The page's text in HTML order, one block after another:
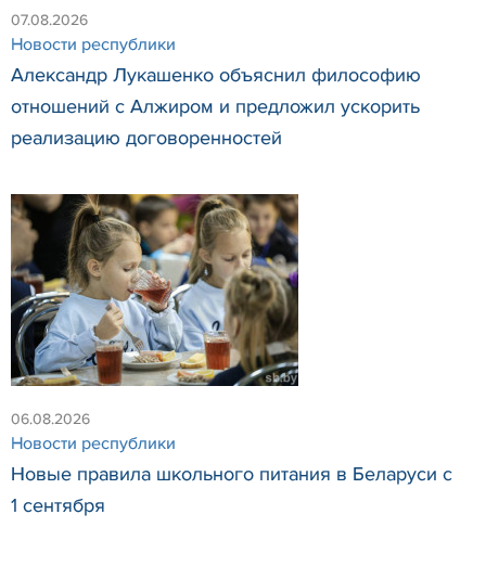
07.08.2026
Новости республики
Александр Лукашенко объяснил философию
отношений с Алжиром и предложил ускорить
реализацию договоренностей
06.08.2026
Новости республики
Новые правила школьного питания в Беларуси с
1 сентября